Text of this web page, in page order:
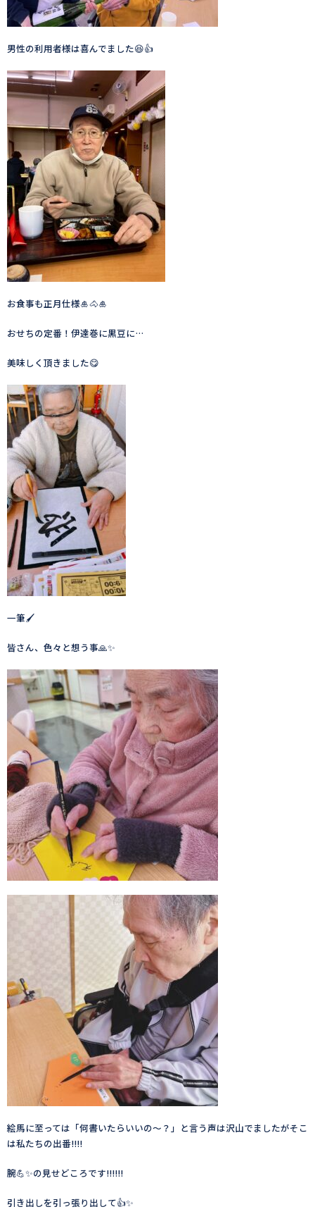
男性の利用者様は喜んでました😆👍
お食事も正月仕様🎍🐴🎍
おせちの定番！伊達巻に黒豆に…
美味しく頂きました😋
一筆🖌
皆さん、色々と想う事🙏✨
絵馬に至っては「何書いたらいいの〜？」と言う声は沢山でましたがそこ
は私たちの出番‼️‼️
腕💪✨の見せどころです‼️‼️‼️
引き出しを引っ張り出して👍✨